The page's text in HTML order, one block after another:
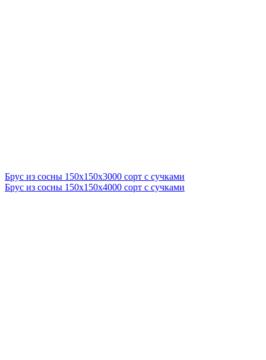
Брус из сосны 150x150x3000 сорт с сучками
Брус из сосны 150x150x4000 сорт с сучками